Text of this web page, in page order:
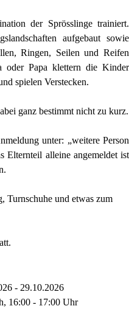
der Sprösslinge trainiert.
aufgebaut sowie
Ringen, Seilen und Reifen
oder Papa klettern die Kinder
spielen Verstecken.
ganz bestimmt nicht zu kurz.
unter: „weitere Person
Elternteil alleine angemeldet ist
Turnschuhe und etwas zum
- 29.10.2026
16:00 - 17:00 Uhr